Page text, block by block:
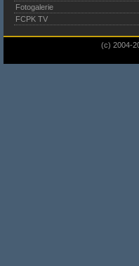
Fotogalerie
FCPK TV
(c) 2004-